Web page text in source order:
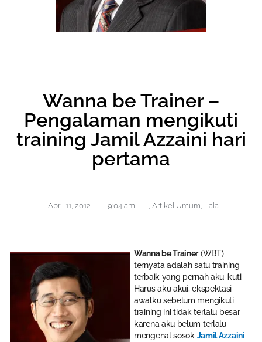
Wanna be Trainer –
Pengalaman mengikuti
training Jamil Azzaini hari
pertama
April 11, 2012 , 9:04 am , Artikel Umum, Lala
Wanna be Trainer(WBT)
ternyata adalah satu training
terbaik yang pernah aku ikuti.
Harus aku akui, ekspektasi
awalku sebelum mengikuti
training ini tidak terlalu besar
karena aku belum terlalu
mengenal sosok Jamil Azzaini